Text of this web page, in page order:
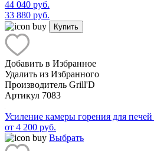
44 040 руб.
33 880 руб.
Купить
Добавить в Избранное
Удалить из Избранного
Производитель Grill'D
Артикул 7083
Усиление камеры горения для
от 4 200 руб.
Выбрать